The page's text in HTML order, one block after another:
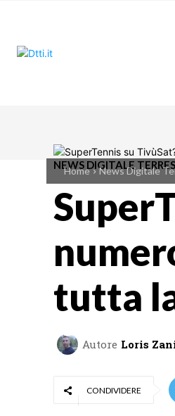
Home News Digitale
NEWS DIGITALE
tutta
Autore Loris
CONDIVIDERE